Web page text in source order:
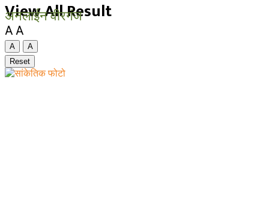
View All Result
अनलाईन वीरगंज
A A
A
A
Reset